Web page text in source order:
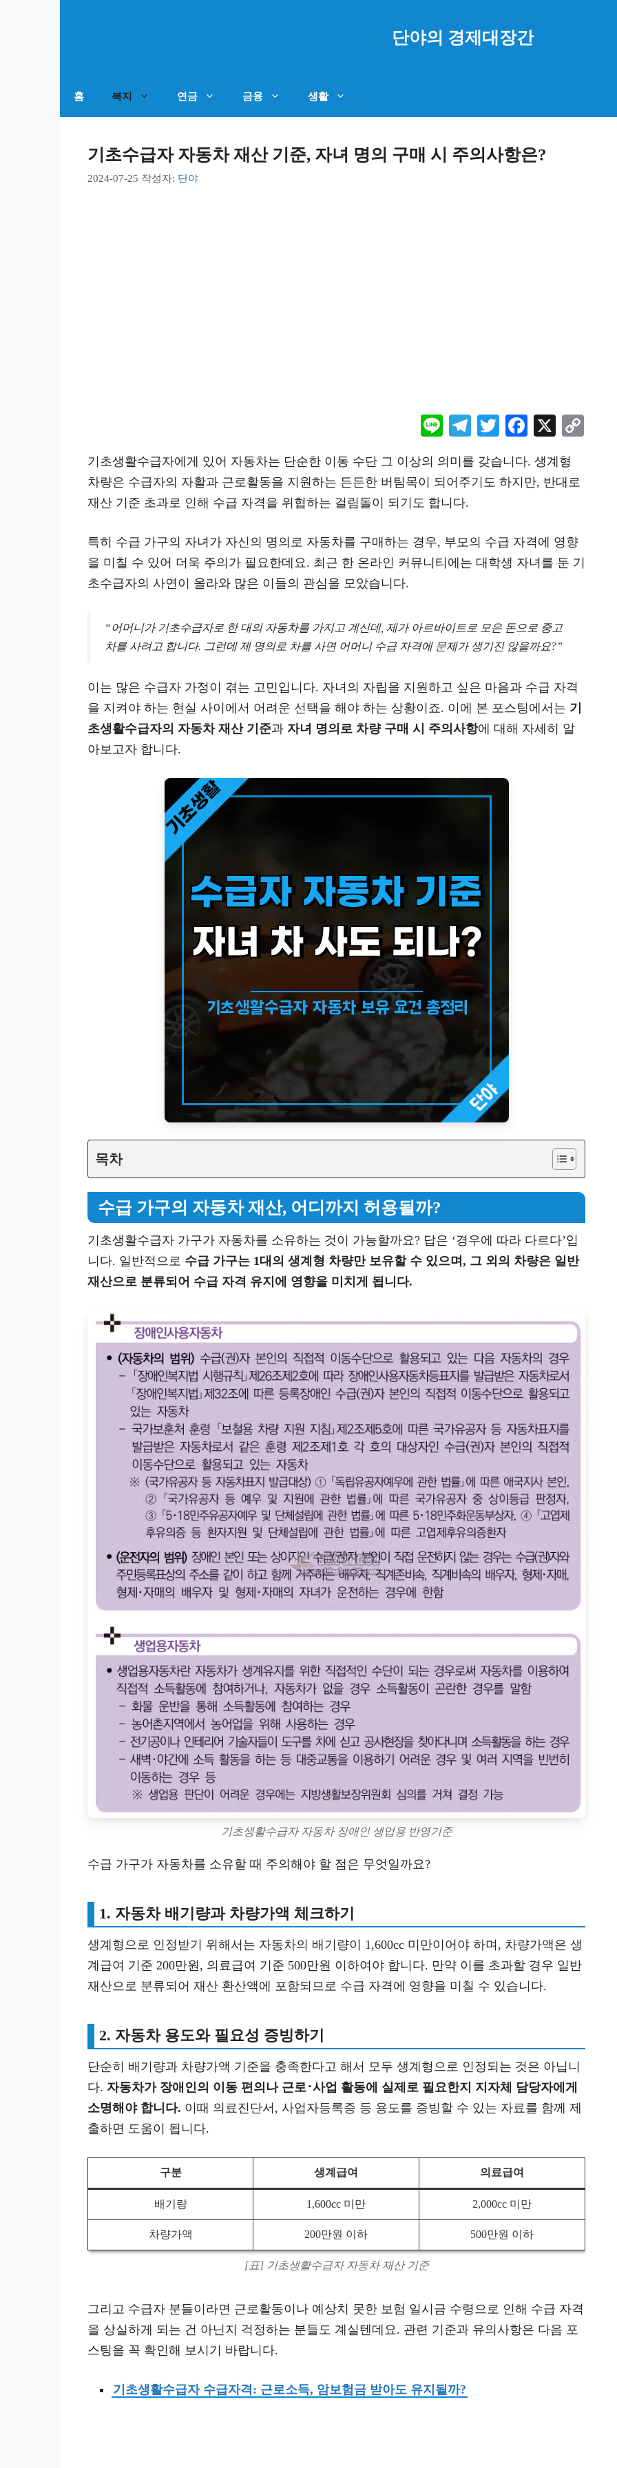
단야의 경제대장간
홈 복지 연금 금융 생활
기초수급자 자동차 재산 기준, 자녀 명의 구매 시 주의사항은?
2024-07-25 작성자: 단야
Li
Te
gr
a
T
tt
er
F
eb
oo
X
기초생활수급자에게 있어 자동차는 단순한 이동 수단 그 이상의 의미를 갖습니다. 생계형
차량은 수급자의 자활과 근로활동을 지원하는 든든한 버팀목이 되어주기도 하지만, 반대로
재산 기준 초과로 인해 수급 자격을 위협하는 걸림돌이 되기도 합니다.
특히 수급 가구의 자녀가 자신의 명의로 자동차를 구매하는 경우, 부모의 수급 자격에 영향
을 미칠 수 있어 더욱 주의가 필요한데요. 최근 한 온라인 커뮤니티에는 대학생 자녀를 둔 기
초수급자의 사연이 올라와 많은 이들의 관심을 모았습니다.
“어머니가 기초수급자로 한 대의 자동차를 가지고 계신데, 제가 아르바이트로 모은 돈으로 중고
차를 사려고 합니다. 그런데 제 명의로 차를 사면 어머니 수급 자격에 문제가 생기진 않을까요?”
이는 많은 수급자 가정이 겪는 고민입니다. 자녀의 자립을 지원하고 싶은 마음과 수급 자격
을 지켜야 하는 현실 사이에서 어려운 선택을 해야 하는 상황이죠. 이에 본 포스팅에서는 기
초생활수급자의 자동차 재산 기준과 자녀 명의로 차량 구매 시 주의사항에 대해 자세히 알
아보고자 합니다.
목차
수급 가구의 자동차 재산, 어디까지 허용될까?
기초생활수급자 가구가 자동차를 소유하는 것이 가능할까요? 답은 ‘경우에 따라 다르다’입
니다. 일반적으로 수급 가구는 1대의 생계형 차량만 보유할 수 있으며, 그 외의 차량은 일반
재산으로 분류되어 수급 자격 유지에 영향을 미치게 됩니다.
기초생활수급자 자동차 장애인 생업용 반영기준
수급 가구가 자동차를 소유할 때 주의해야 할 점은 무엇일까요?
1. 자동차 배기량과 차량가액 체크하기
생계형으로 인정받기 위해서는 자동차의 배기량이 1,600cc 미만이어야 하며, 차량가액은 생
계급여 기준 200만원, 의료급여 기준 500만원 이하여야 합니다. 만약 이를 초과할 경우 일반
재산으로 분류되어 재산 환산액에 포함되므로 수급 자격에 영향을 미칠 수 있습니다.
2. 자동차 용도와 필요성 증빙하기
단순히 배기량과 차량가액 기준을 충족한다고 해서 모두 생계형으로 인정되는 것은 아닙니
다. 자동차가 장애인의 이동 편의나 근로･사업 활동에 실제로 필요한지 지자체 담당자에게
소명해야 합니다. 이때 의료진단서, 사업자등록증 등 용도를 증빙할 수 있는 자료를 함께 제
출하면 도움이 됩니다.
구분 생계급여 의료급여
배기량 1,600cc 미만 2,000cc 미만
차량가액 200만원 이하 500만원 이하
[표] 기초생활수급자 자동차 재산 기준
그리고 수급자 분들이라면 근로활동이나 예상치 못한 보험 일시금 수령으로 인해 수급 자격
을 상실하게 되는 건 아닌지 걱정하는 분들도 계실텐데요. 관련 기준과 유의사항은 다음 포
스팅을 꼭 확인해 보시기 바랍니다.
기초생활수급자 수급자격: 근로소득, 암보험금 받아도 유지될까?